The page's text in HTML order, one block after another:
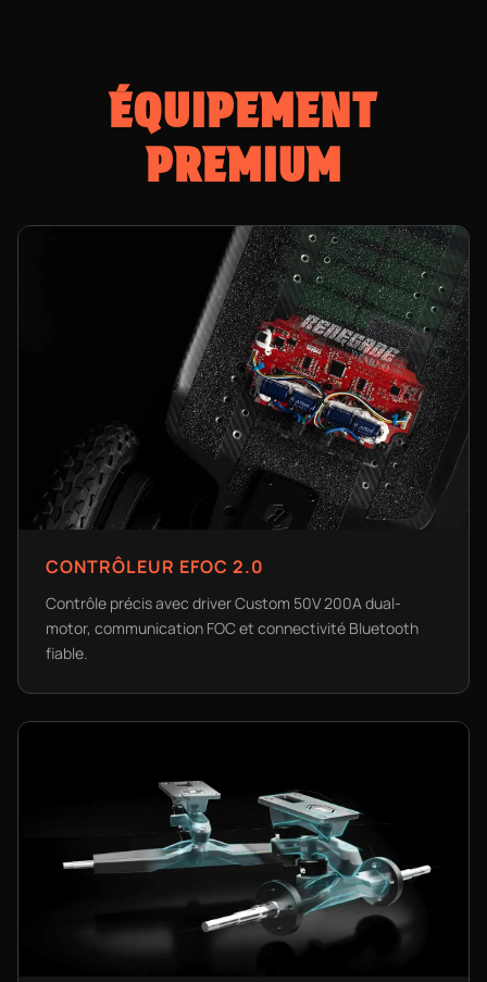
ÉQUIPEMENT
PREMIUM
CONTRÔLEUR EFOC 2.0
Contrôle précis avec driver Custom 50V 200A dual-
motor, communication FOC et connectivité Bluetooth
fiable.